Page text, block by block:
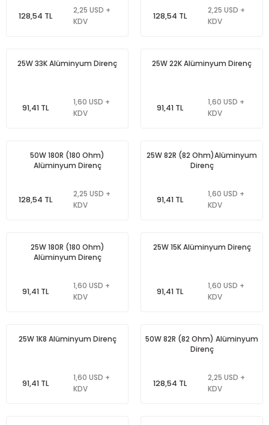
128,54 TL
2,25 USD +
KDV
128,54 TL
2,25 USD +
KDV
25W 33K Alüminyum Direnç
91,41 TL
1,60 USD +
KDV
25W 22K Alüminyum Direnç
91,41 TL
1,60 USD +
KDV
50W 180R (180 Ohm)
Alüminyum Direnç
128,54 TL
2,25 USD +
KDV
25W 82R (82 Ohm)Alüminyum
Direnç
91,41 TL
1,60 USD +
KDV
25W 180R (180 Ohm)
Alüminyum Direnç
91,41 TL
1,60 USD +
KDV
25W 15K Alüminyum Direnç
91,41 TL
1,60 USD +
KDV
25W 1K8 Alüminyum Direnç
91,41 TL
1,60 USD +
KDV
50W 82R (82 Ohm) Alüminyum
Direnç
128,54 TL
2,25 USD +
KDV